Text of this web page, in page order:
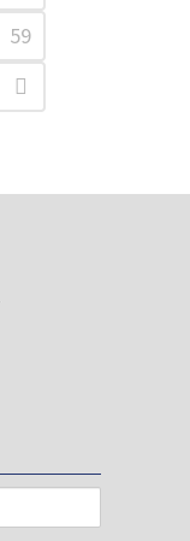
59